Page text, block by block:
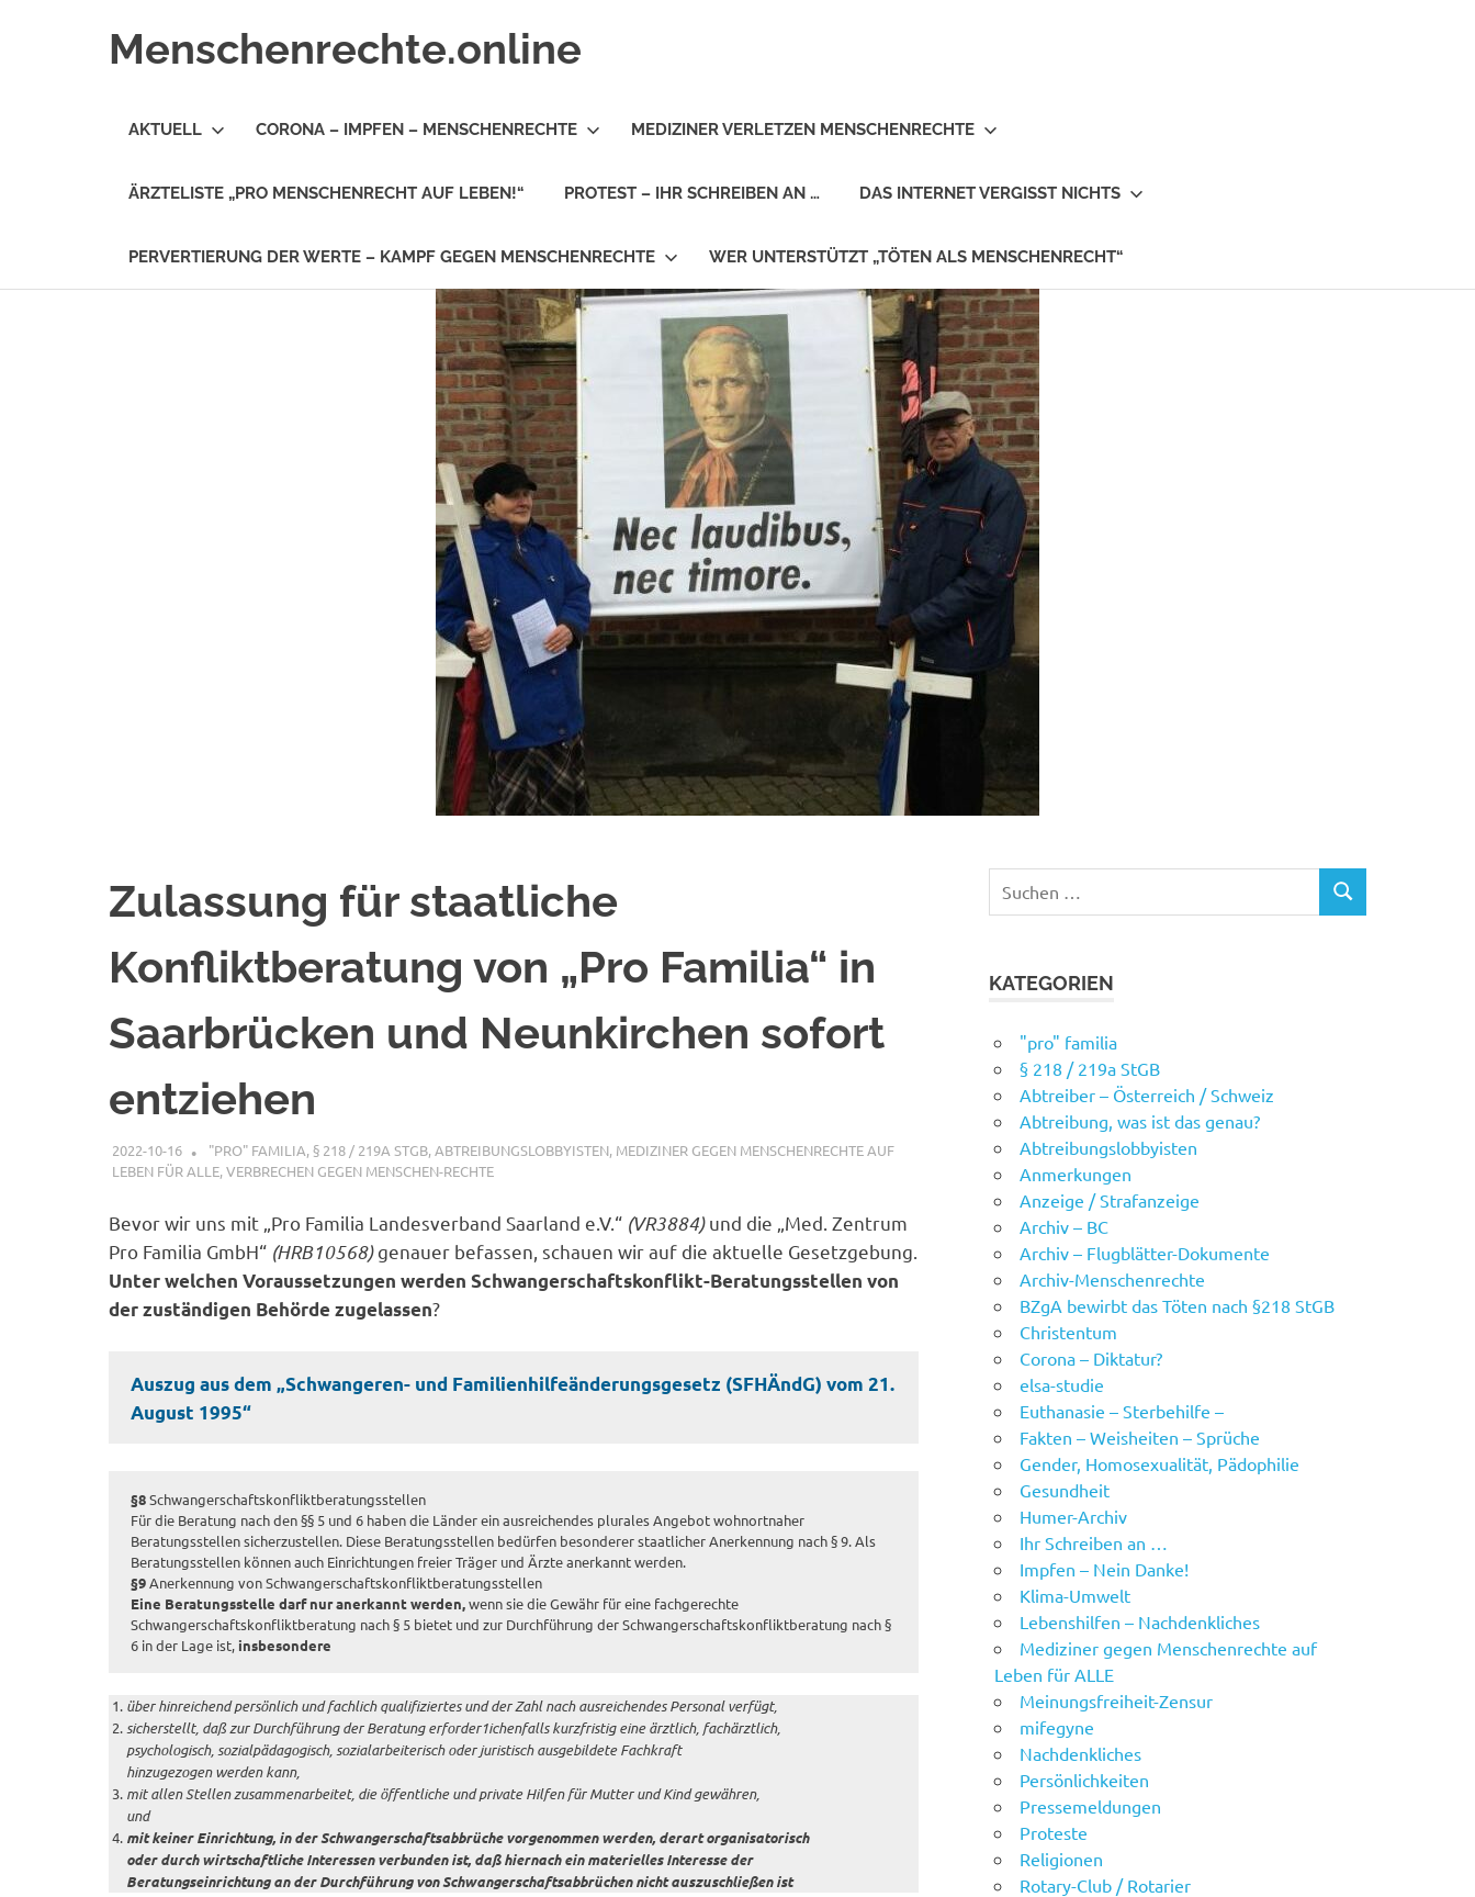
Menschenrechte.online
alle
Geborene
AKTUELL CORONA – IMPFEN – MENSCHENRECHTE MEDIZINER VERLETZEN MENSCHENRECHTE
ÄRZTELISTE „PRO MENSCHENRECHT AUF LEBEN!“ PROTEST – IHR SCHREIBEN AN … DAS INTERNET VERGISST NICHTS
PERVERTIERUNG DER WERTE – KAMPF GEGEN MENSCHENRECHTE WER UNTERSTÜTZT „TÖTEN ALS MENSCHENRECHT“
Zulassung für staatliche
Konfliktberatung von „Pro Familia“ in
Saarbrücken und Neunkirchen sofort
entziehen
2022-10-16 XX
"PRO" FAMILIA,§ 218 / 219A STGB,ABTREIBUNGSLOBBYISTEN, MEDIZINER GEGEN MENSCHENRECHTE AUF
LEBEN FÜR ALLE,VERBRECHEN GEGEN MENSCHEN-RECHTE
Bevor wir uns mit „Pro Familia Landesverband Saarland e.V.“ (VR3884)und die „Med. Zentrum
Pro Familia GmbH“ (HRB10568)genauer befassen, schauen wir auf die aktuelle Gesetzgebung.
Unter welchen Voraussetzungen werden Schwangerschaftskonflikt-Beratungsstellen von
der zuständigen Behörde zugelassen?
Auszug aus dem „Schwangeren- und Familienhilfeänderungsgesetz (SFHÄndG) vom 21.
August 1995“
§8Schwangerschaftskonfliktberatungsstellen
Für die Beratung nach den §§ 5 und 6 haben die Länder ein ausreichendes plurales Angebot wohnortnaher
Beratungsstellen sicherzustellen. Diese Beratungsstellen bedürfen besonderer staatlicher Anerkennung nach § 9. Als
Beratungsstellen können auch Einrichtungen freier Träger und Ärzte anerkannt werden.
§9Anerkennung von Schwangerschaftskonfliktberatungsstellen
Eine Beratungsstelle darf nur anerkannt werden,wenn sie die Gewähr für eine fachgerechte
Schwangerschaftskonfliktberatung nach § 5 bietet und zur Durchführung der Schwangerschaftskonfliktberatung nach §
6 in der Lage ist, insbesondere
über hinreichend persönlich und fachlich qualifiziertes und der Zahl nach ausreichendes Personal verfügt,
sicherstellt, daß zur Durchführung der Beratung erforder1ichenfalls kurzfristig eine ärztlich, fachärztlich,
psychologisch, sozialpädagogisch, sozialarbeiterisch oder juristisch ausgebildete Fachkraft
hinzugezogen werden kann,
mit allen Stellen zusammenarbeitet, die öffentliche und private Hilfen für Mutter und Kind gewähren,
und
mit keiner Einrichtung, in der Schwangerschaftsabbrüche vorgenommen werden, derart organisatorisch
oder durch wirtschaftliche Interessen verbunden ist, daß hiernach ein materielles Interesse der
Beratungseinrichtung an der Durchführung von Schwangerschaftsabbrüchen nicht auszuschließen ist
Suchen
SUCHEN
KATEGORIEN
"pro" familia
§ 218 / 219a StGB
Abtreiber – Österreich / Schweiz
Abtreibung, was ist das genau?
Abtreibungslobbyisten
Anmerkungen
Anzeige / Strafanzeige
Archiv – BC
Archiv – Flugblätter-Dokumente
Archiv-Menschenrechte
BZgA bewirbt das Töten nach §218 StGB
Christentum
Corona – Diktatur?
elsa-studie
Euthanasie – Sterbehilfe –
Fakten – Weisheiten – Sprüche
Gender, Homosexualität, Pädophilie
Gesundheit
Humer-Archiv
Ihr Schreiben an …
Impfen – Nein Danke!
Klima-Umwelt
Lebenshilfen – Nachdenkliches
Mediziner gegen Menschenrechte auf
Leben für ALLE
Meinungsfreiheit-Zensur
mifegyne
Nachdenkliches
Persönlichkeiten
Pressemeldungen
Proteste
Religionen
Rotary-Club / Rotarier